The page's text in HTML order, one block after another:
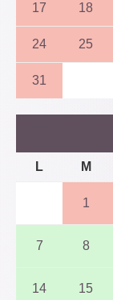
17 18
24 25
31
L M
1
7 8
14 15